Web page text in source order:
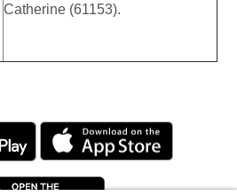
Catherine (61153).